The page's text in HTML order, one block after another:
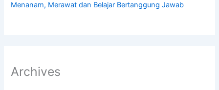
Menanam, Merawat dan Belajar Bertanggung Jawab
Archives